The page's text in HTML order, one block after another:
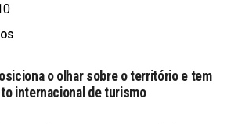
o olhar sobre o território e tem
internacional de turismo